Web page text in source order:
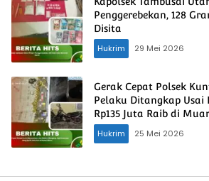
Penggerebekan, 128
Disita
Hukrim
29 Mei 2026
Gerak Cepat Polsek
Pelaku Ditangkap Usai
Rp135 Juta Raib di
Hukrim
25 Mei 2026